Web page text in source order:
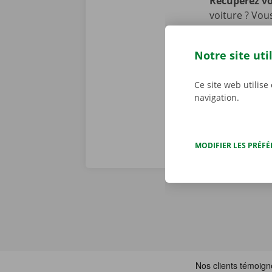
voiture ?
Pick-up
transports
Notre site
Ce site web
navigation.
MODIFIER LES